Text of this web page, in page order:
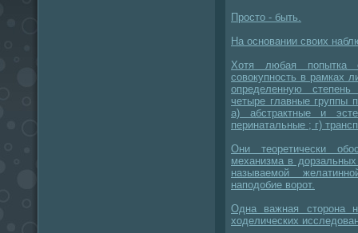
Просто - быть.
На основании своих
Хотя любая попытка
совокупность в рамках
определенную
четыре главные группы
а) абстрактные и
перинатальные ; г)
Они теоретически
механизма в
называемой
наподобие ворот.
Одна важная сторона
ходелических